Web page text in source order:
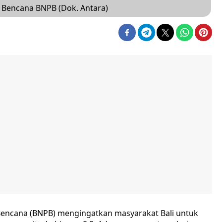
BNPB (Dok. Antara)
(BNPB) mengingatkan masyarakat Bali untuk